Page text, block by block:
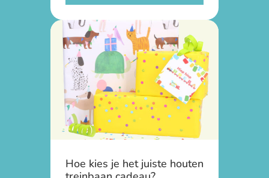
Hoe kies je het juiste houten